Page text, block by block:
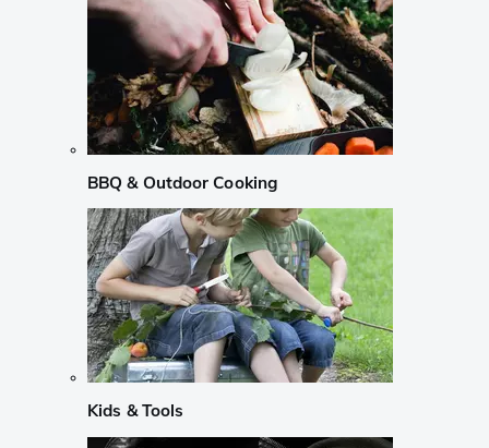
BBQ & Outdoor Cooking
Kids & Tools